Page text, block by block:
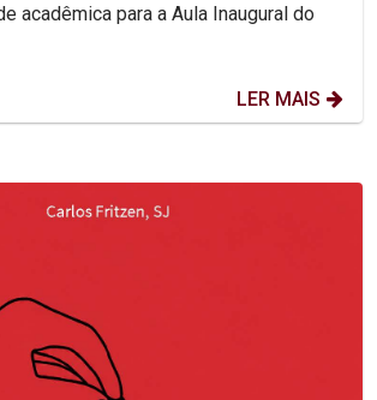
acadêmica para a Aula Inaugural do
LER MAIS